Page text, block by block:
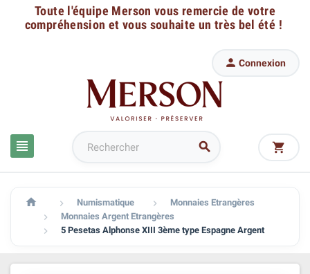
Toute l'équipe Merson vous remercie de votre
compréhension et vous souhaite un très bel été !
 
 Connexion

  Numismatique  Monnaies Etrangères
 Monnaies Argent Etrangères
 5 Pesetas Alphonse XIII 3ème type Espagne Argent